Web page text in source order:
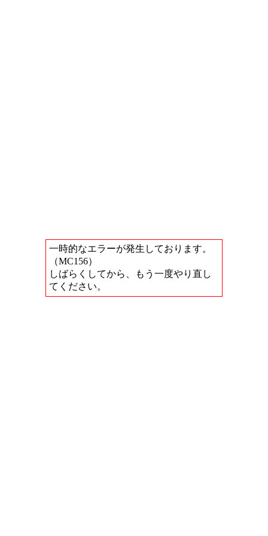
一時的なエラーが発生しております。
（MC156）
しばらくしてから、もう一度やり直し
てください。